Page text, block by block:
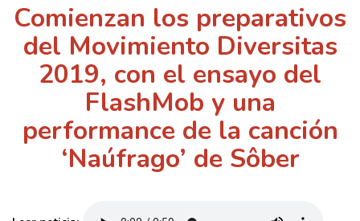
Comienzan los preparativos
del Movimiento Diversitas
2019, con el ensayo del
FlashMob y una
performance de la canción
‘Naúfrago’ de Sôber